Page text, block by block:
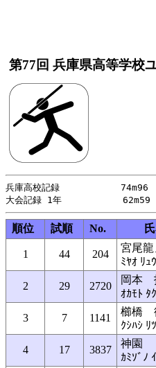
第77回 兵庫県高等学校
兵庫高校記録           74m96
順位 試順 No.
1 44 204
宮尾龍
ﾐﾔｵ ﾘｭ
2 29 2720
岡本
ｵｶﾓﾄ ﾀ
3 7 1141
櫛橋
ｸｼﾊｼ ﾘ
4 17 3837
神園
ｶﾐｿﾞﾉ